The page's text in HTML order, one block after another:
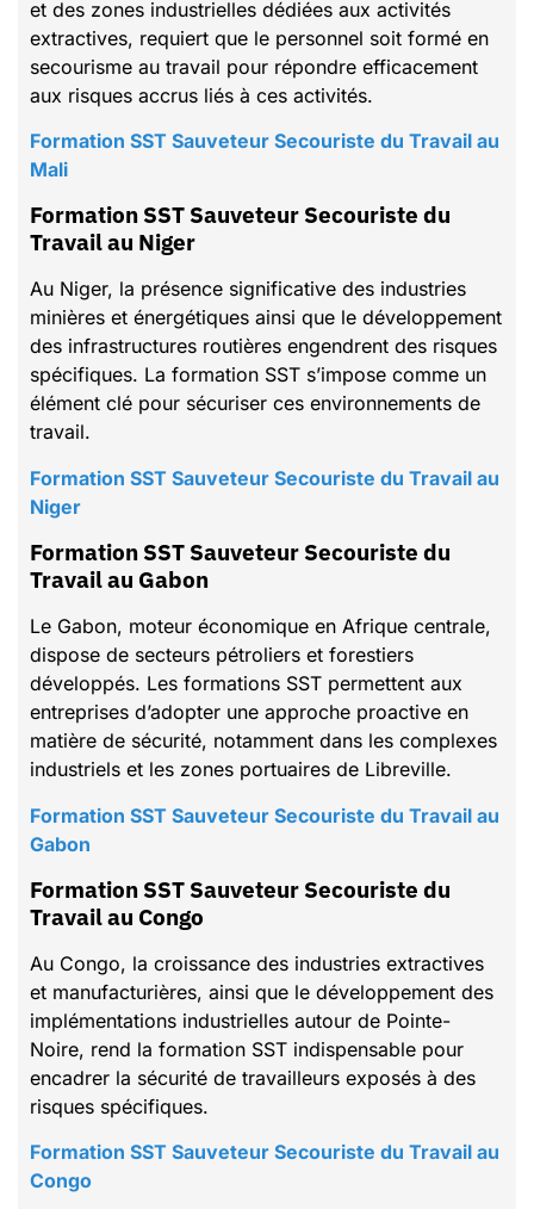
et des zones industrielles dédiées aux activités
extractives, requiert que le personnel soit formé en
secourisme au travail pour répondre efficacement
aux risques accrus liés à ces activités.
Formation SST Sauveteur Secouriste du Travail au
Mali
Formation SST Sauveteur Secouriste du
Travail au Niger
Au Niger, la présence significative des industries
minières et énergétiques ainsi que le développement
des infrastructures routières engendrent des risques
spécifiques. La formation SST s’impose comme un
élément clé pour sécuriser ces environnements de
travail.
Formation SST Sauveteur Secouriste du Travail au
Niger
Formation SST Sauveteur Secouriste du
Travail au Gabon
Le Gabon, moteur économique en Afrique centrale,
dispose de secteurs pétroliers et forestiers
développés. Les formations SST permettent aux
entreprises d’adopter une approche proactive en
matière de sécurité, notamment dans les complexes
industriels et les zones portuaires de Libreville.
Formation SST Sauveteur Secouriste du Travail au
Gabon
Formation SST Sauveteur Secouriste du
Travail au Congo
Au Congo, la croissance des industries extractives
et manufacturières, ainsi que le développement des
implémentations industrielles autour de Pointe-
Noire, rend la formation SST indispensable pour
encadrer la sécurité de travailleurs exposés à des
risques spécifiques.
Formation SST Sauveteur Secouriste du Travail au
Congo